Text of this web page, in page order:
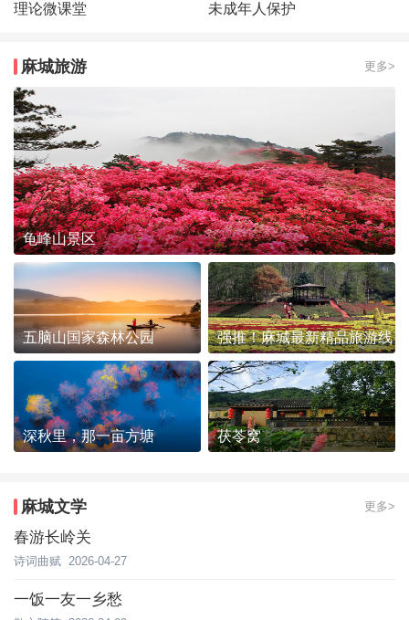
理论微课堂 未成年人保护
麻城旅游 更多>
龟峰山景区
五脑山国家森林公园 强推！麻城最新精品旅游线
路发布~
深秋里，那一亩方塘 茯苓窝
麻城文学 更多>
春游长岭关
诗词曲赋 2026-04-27
一饭一友一乡愁